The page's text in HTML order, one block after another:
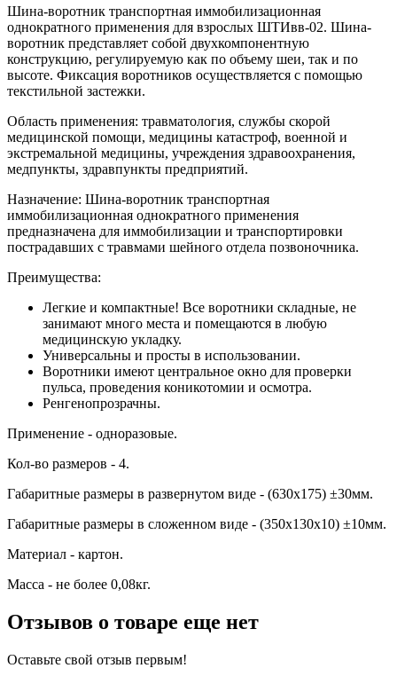
Шина-воротник транспортная иммобилизационная
однократного применения для взрослых ШТИвв-02. Шина-
воротник представляет собой двухкомпонентную
конструкцию, регулируемую как по объему шеи, так и по
высоте. Фиксация воротников осуществляется с помощью
текстильной застежки.
Область применения: травматология, службы скорой
медицинской помощи, медицины катастроф, военной и
экстремальной медицины, учреждения здравоохранения,
медпункты, здравпункты предприятий.
Назначение: Шина-воротник транспортная
иммобилизационная однократного применения
предназначена для иммобилизации и транспортировки
пострадавших с травмами шейного отдела позвоночника.
Преимущества:
Легкие и компактные! Все воротники складные, не
занимают много места и помещаются в любую
медицинскую укладку.
Универсальны и просты в использовании.
Воротники имеют центральное окно для проверки
пульса, проведения коникотомии и осмотра.
Ренгенопрозрачны.
Применение - одноразовые.
Кол-во размеров - 4.
Габаритные размеры в развернутом виде - (630х175) ±30мм.
Габаритные размеры в сложенном виде - (350х130х10) ±10мм.
Материал - картон.
Масса - не более 0,08кг.
Отзывов о товаре еще нет
Оставьте свой отзыв первым!